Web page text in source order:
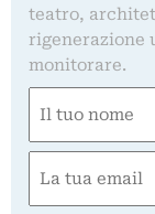
teatro,
rigenerazione
monitorare.
(Obbligatorio)
Nome
(Obbligatorio)